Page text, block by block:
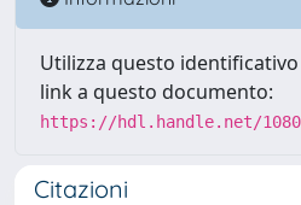
Utilizza questo
link a questo documento:
https://hdl.handle.net/
Citazioni